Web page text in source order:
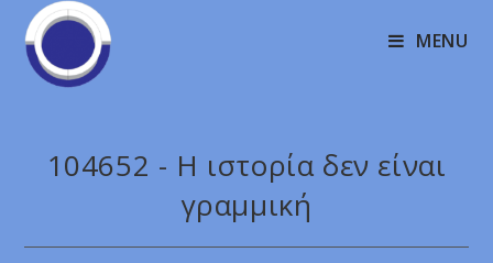
MENU
104652 - Η ιστορία δεν είναι
γραμμική